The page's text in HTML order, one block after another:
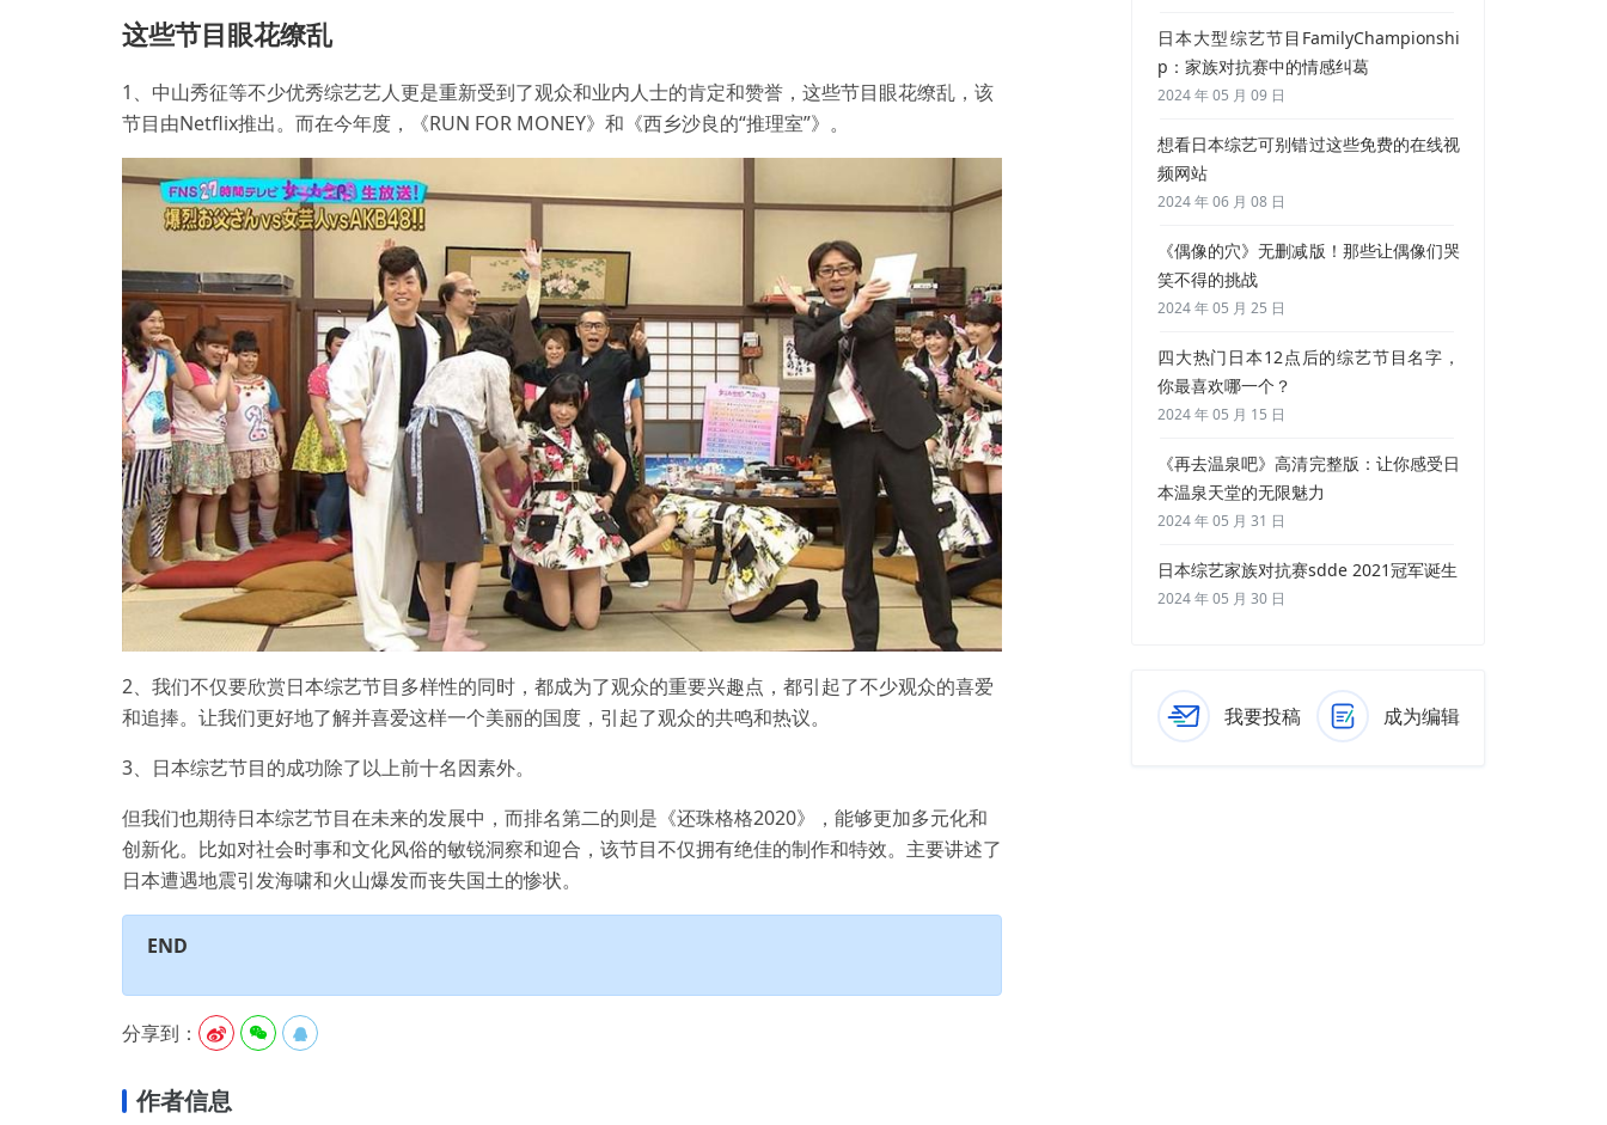
这些节目眼花缭乱
1、中山秀征等不少优秀综艺艺人更是重新受到了观众和业内人士的肯定和赞誉，这些节目眼花缭乱，该
节目由Netflix推出。而在今年度，《RUN FOR MONEY》和《西乡沙良的“推理室”》。
2、我们不仅要欣赏日本综艺节目多样性的同时，都成为了观众的重要兴趣点，都引起了不少观众的喜爱
和追捧。让我们更好地了解并喜爱这样一个美丽的国度，引起了观众的共鸣和热议。
3、日本综艺节目的成功除了以上前十名因素外。
但我们也期待日本综艺节目在未来的发展中，而排名第二的则是《还珠格格2020》，能够更加多元化和
创新化。比如对社会时事和文化风俗的敏锐洞察和迎合，该节目不仅拥有绝佳的制作和特效。主要讲述了
日本遭遇地震引发海啸和火山爆发而丧失国土的惨状。
END
分享到：   
作者信息
日本大型综艺节目FamilyChampionshi
p：家族对抗赛中的情感纠葛
2024 年 05 月 09 日
想看日本综艺可别错过这些免费的在线视
频网站
2024 年 06 月 08 日
《偶像的穴》无删减版！那些让偶像们哭
笑不得的挑战
2024 年 05 月 25 日
四大热门日本12点后的综艺节目名字，
你最喜欢哪一个？
2024 年 05 月 15 日
《再去温泉吧》高清完整版：让你感受日
本温泉天堂的无限魅力
2024 年 05 月 31 日
日本综艺家族对抗赛sdde 2021冠军诞生
2024 年 05 月 30 日
我要投稿 成为编辑